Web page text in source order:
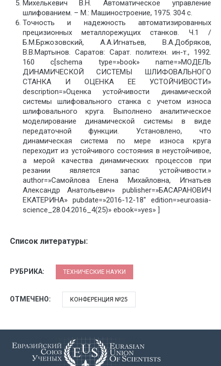
Михелькевич В.Н. Автоматическое управление
шлифованием. – М.: Машиностроение, 1975. 304 с.
Точность и надежность автоматизированных
прецизионных металлорежущих станков. Ч.1 /
Б.М.Бржозовский, А.А.Игнатьев, В.А.Добряков,
В.В.Мартынов. Саратов: Сарат. политехн. ин-т., 1992.
160 с[schema type=»book» name=»МОДЕЛЬ
ДИНАМИЧЕСКОЙ СИСТЕМЫ ШЛИФОВАЛЬНОГО
СТАНКА И ОЦЕНКА ЕЕ УСТОЙЧИВОСТИ»
description=»Оценка устойчивости динамической
системы шлифовального станка с учетом износа
шлифовального круга. Выполнено аналитическое
моделирование динамической системы в виде
передаточной функции. Установлено, что
динамическая система по мере износа круга
переходит из устойчивого состояния в неустойчивое,
а мерой качества динамических процессов при
резании является запас устойчивости.»
author=»Самойлова Елена Михайловна, Игнатьев
Александр Анатольевич» publisher=»БАСАРАНОВИЧ
ЕКАТЕРИНА» pubdate=»2016-12-18″ edition=»euroasia-
science_28.04.2016_4(25)» ebook=»yes» ]
Список литературы:
РУБРИКА: ТЕХНИЧЕСКИЕ НАУКИ
ОТМЕЧЕНО: КОНФЕРЕНЦИЯ №25